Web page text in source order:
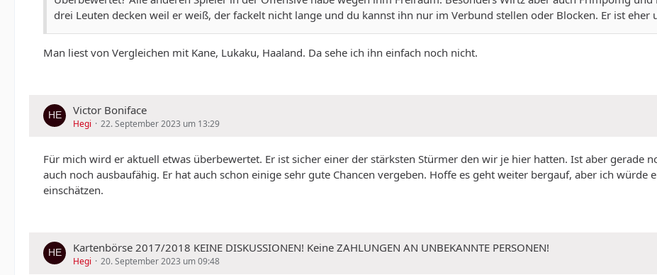
drei Leuten decken weil er weiß, der fackelt nicht lange und du kannst ihn nur im Verbund stellen oder Blocken. Er ist eher
Man liest von Vergleichen mit Kane, Lukaku, Haaland. Da sehe ich ihn einfach noch nicht.
Victor Boniface
Hegi 22. September 2023 um 13:29
Für mich wird er aktuell etwas überbewertet. Er ist sicher einer der stärksten Stürmer den wir je hier hatten. Ist aber gerade
auch noch ausbaufähig. Er hat auch schon einige sehr gute Chancen vergeben. Hoffe es geht weiter bergauf, aber ich würde
einschätzen.
Kartenbörse 2017/2018 KEINE DISKUSSIONEN! Keine ZAHLUNGEN AN UNBEKANNTE PERSONEN!
Hegi 20. September 2023 um 09:48